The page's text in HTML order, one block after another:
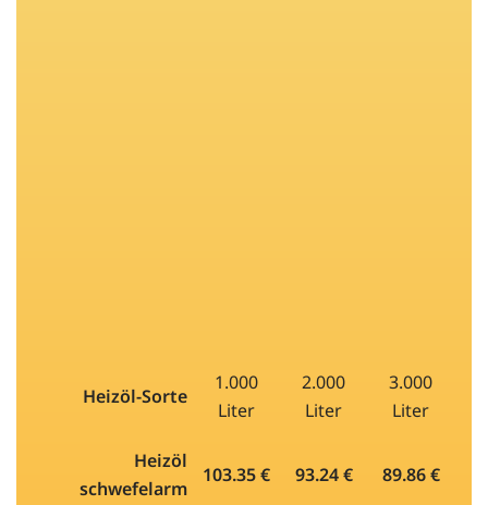
Heizöl-Sorte
1.000
Liter
2.000
Liter
3.000
Liter
Heizöl
schwefelarm
103.35 € 93.24 € 89.86 €